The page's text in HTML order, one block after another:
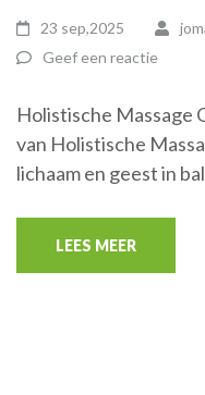
23 sep,2025
Geef een reactie
Holistische Massage
van Holistische
lichaam en geest in
LEES MEER